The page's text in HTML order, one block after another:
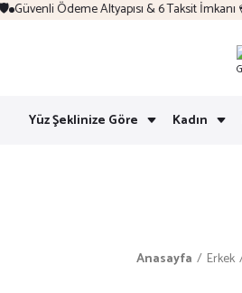
Güvenli Ödeme Altyapısı & 6 Taksit İmkanı 💳
Yüz Şeklinize Göre Kadın
Anasayfa Erkek